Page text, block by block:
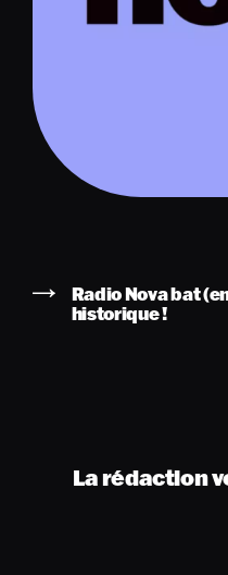
Radio Nova bat
historique !
La rédaction